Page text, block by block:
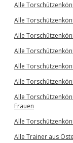
Alle
Alle
Alle
Alle
Alle
Alle
Alle
Frauen
Alle
Alle Trainer aus